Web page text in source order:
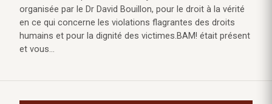
organisée par le Dr David Bouillon, pour le droit à la vérité
en ce qui concerne les violations flagrantes des droits
humains et pour la dignité des victimes.BAM! était présent
et vous…